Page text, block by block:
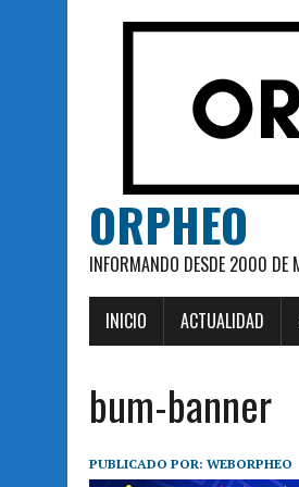
ORPHEO
INFORMANDO DESDE 2000 DE
INICIO ACTUALIDAD
bum-banner
PUBLICADO POR: WEBORPHEO